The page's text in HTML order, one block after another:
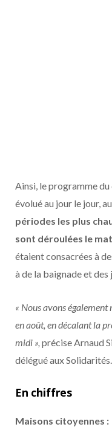
Ainsi, le programme
évolué au jour le jour,
périodes les plus
sont déroulées le
étaient consacrées à
à de la baignade et des
« Nous avons également
en août, en décalant la
midi », précise Arnaud
délégué aux Solidarités.
En chiffres
Maisons citoyennes :